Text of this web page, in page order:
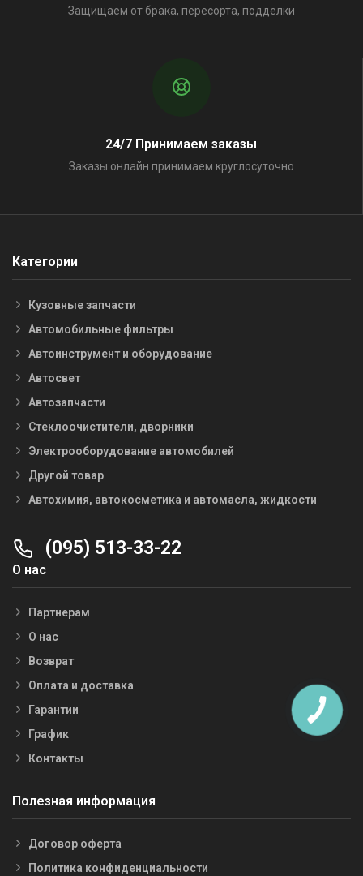
Защищаем от брака, пересорта, подделки
24/7 Принимаем заказы
Заказы онлайн принимаем круглосуточно
Категории
Кузовные запчасти
Автомобильные фильтры
Автоинструмент и оборудование
Автосвет
Автозапчасти
Стеклоочистители, дворники
Электрооборудование автомобилей
Другой товар
Автохимия, автокосметика и автомасла, жидкости
(095) 513-33-22
О нас
Партнерам
О нас
Возврат
Оплата и доставка
Гарантии
График
Контакты
Полезная информация
Договор оферта
Политика конфиденциальности